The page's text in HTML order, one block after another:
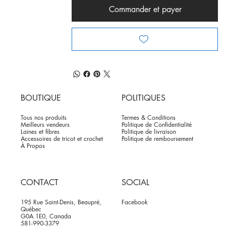
Commander et payer
BOUTIQUE
Tous nos produits
Meilleurs vendeurs
Laines et fibres
Accessoires de tricot et crochet
À Propos
POLITIQUES
Termes & Conditions
Politique de Confidentialité
Politique de livraison
Politique de remboursement
CONTACT
195 Rue Saint-Denis, Beaupré,
Québec
G0A 1E0, Canada
581-990-3379
SOCIAL
Facebook